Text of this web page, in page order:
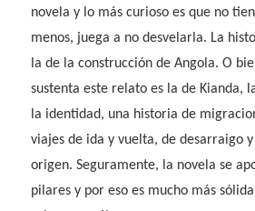
novela y lo más curioso es que no
menos, juega a no desvelarla. La
la de la construcción de Angola. O
sustenta este relato es la de Kianda,
la identidad, una historia de
viajes de ida y vuelta, de desarraigo y
origen. Seguramente, la novela se
pilares y por eso es mucho más